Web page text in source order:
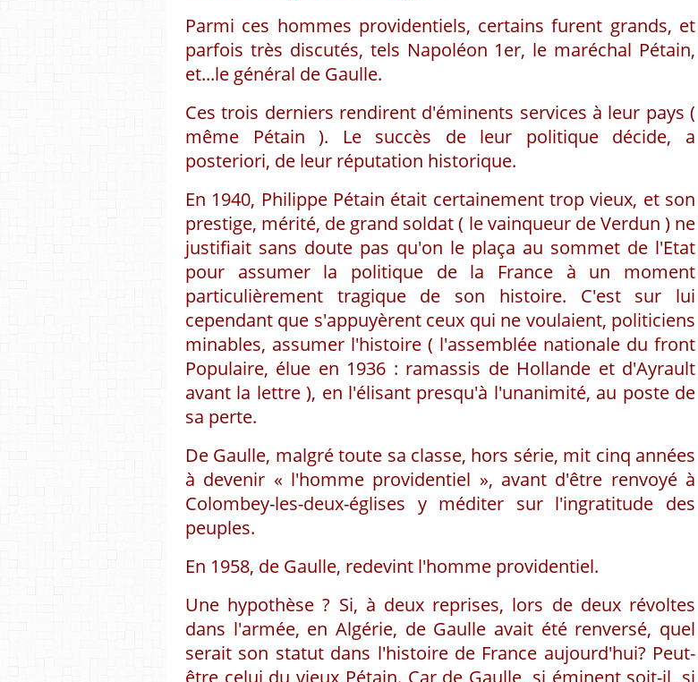
Parmi ces hommes providentiels, certains furent grands, et
parfois très discutés, tels Napoléon 1er, le maréchal Pétain,
et...le général de Gaulle.
Ces trois derniers rendirent d'éminents services à leur pays (
même Pétain ). Le succès de leur politique décide, a
posteriori, de leur réputation historique.
En 1940, Philippe Pétain était certainement trop vieux, et son
prestige, mérité, de grand soldat ( le vainqueur de Verdun ) ne
justifiait sans doute pas qu'on le plaça au sommet de l'Etat
pour assumer la politique de la France à un moment
particulièrement tragique de son histoire. C'est sur lui
cependant que s'appuyèrent ceux qui ne voulaient, politiciens
minables, assumer l'histoire ( l'assemblée nationale du front
Populaire, élue en 1936 : ramassis de Hollande et d'Ayrault
avant la lettre ), en l'élisant presqu'à l'unanimité, au poste de
sa perte.
De Gaulle, malgré toute sa classe, hors série, mit cinq années
à devenir « l'homme providentiel », avant d'être renvoyé à
Colombey-les-deux-églises y méditer sur l'ingratitude des
peuples.
En 1958, de Gaulle, redevint l'homme providentiel.
Une hypothèse ? Si, à deux reprises, lors de deux révoltes
dans l'armée, en Algérie, de Gaulle avait été renversé, quel
serait son statut dans l'histoire de France aujourd'hui? Peut-
être celui du vieux Pétain. Car de Gaulle, si éminent soit-il, si